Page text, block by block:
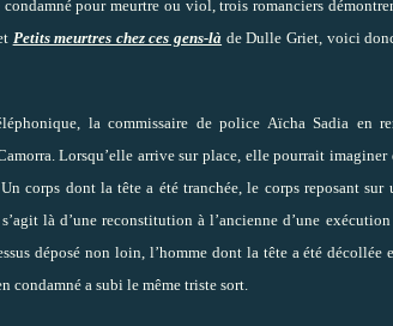
pour meurtre ou viol, trois romanciers
Petits meurtres chez ces gens-là de Dulle Griet, voici
la commissaire de police Aïcha Sadia en
Lorsqu’elle arrive sur place, elle pourrait imaginer
corps dont la tête a été tranchée, le corps reposant sur
là d’une reconstitution à l’ancienne d’une
déposé non loin, l’homme dont la tête a été décollée
condamné a subi le même triste sort.